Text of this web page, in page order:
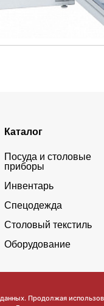
Каталог
Посуда и столовые
приборы
Инвентарь
Спецодежда
Столовый текстиль
Оборудование
Продолжая